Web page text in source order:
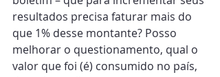
resultados precisa faturar mais do
que 1% desse montante? Posso
melhorar o questionamento, qual o
valor que foi (é) consumido no país,